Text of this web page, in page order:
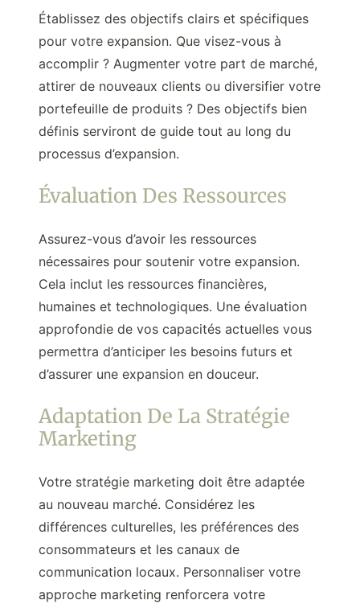
Établissez des objectifs clairs et spécifiques
pour votre expansion. Que visez-vous à
accomplir ? Augmenter votre part de marché,
attirer de nouveaux clients ou diversifier votre
portefeuille de produits ? Des objectifs bien
définis serviront de guide tout au long du
processus d’expansion.
Évaluation Des Ressources
Assurez-vous d’avoir les ressources
nécessaires pour soutenir votre expansion.
Cela inclut les ressources financières,
humaines et technologiques. Une évaluation
approfondie de vos capacités actuelles vous
permettra d’anticiper les besoins futurs et
d’assurer une expansion en douceur.
Adaptation De La Stratégie
Marketing
Votre stratégie marketing doit être adaptée
au nouveau marché. Considérez les
différences culturelles, les préférences des
consommateurs et les canaux de
communication locaux. Personnaliser votre
approche marketing renforcera votre